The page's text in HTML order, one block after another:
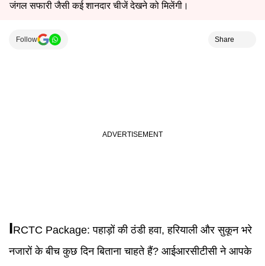
जंगल सफारी जैसी कई शानदार चीजें देखने को मिलेंगी।
Follow Share
IRCTC Package:पहाड़ों की ठंडी हवा, हरियाली और सुकून भरे
नजारों के बीच कुछ दिन बिताना चाहते हैं? आईआरसीटीसी ने आपके